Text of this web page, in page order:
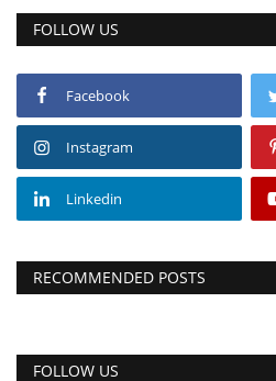
FOLLOW US
Facebook
Instagram
Linkedin
RECOMMENDED POSTS
FOLLOW US